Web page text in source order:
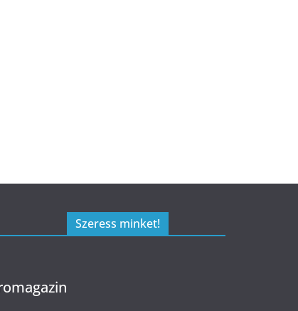
Szeress minket!